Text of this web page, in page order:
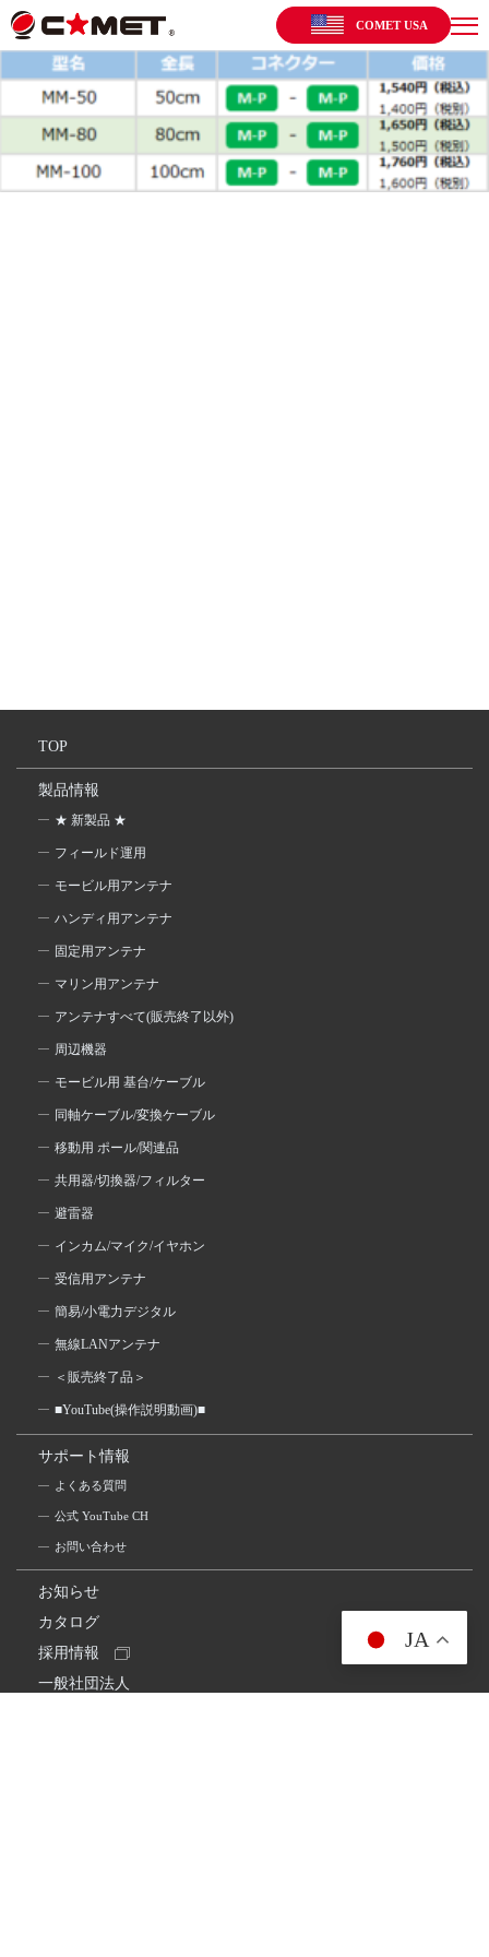
COMET USA
TOP
製品情報
★ 新製品 ★
フィールド運用
モービル用アンテナ
ハンディ用アンテナ
固定用アンテナ
マリン用アンテナ
アンテナすべて(販売終了以外)
周辺機器
モービル用 基台/ケーブル
同軸ケーブル/変換ケーブル
移動用 ポール/関連品
共用器/切換器/フィルター
避雷器
インカム/マイク/イヤホン
受信用アンテナ
簡易/小電力デジタル
無線LANアンテナ
＜販売終了品＞
■YouTube(操作説明動画)■
サポート情報
よくある質問
公式 YouTube CH
お問い合わせ
お知らせ
カタログ
採用情報
一般社団法人
JA